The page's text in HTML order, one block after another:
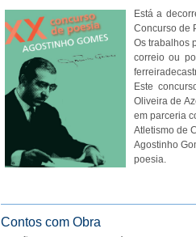
Está a
Concurso de
Os trabalhos
correio ou
Este
Oliveira de
em parceria
Atletismo de
Agostinho
poesia.
Contos com Obra